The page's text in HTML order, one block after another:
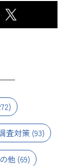
査対策 (93)
他 (69)